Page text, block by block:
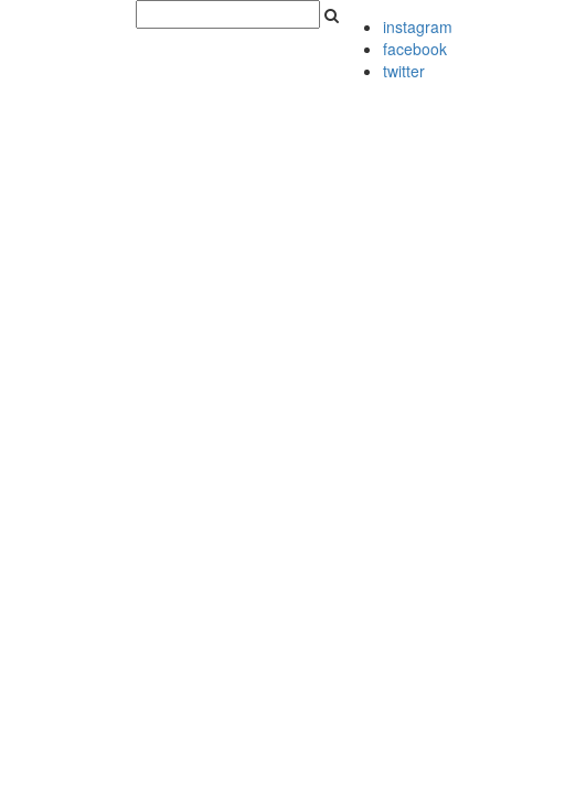
instagram
facebook
twitter